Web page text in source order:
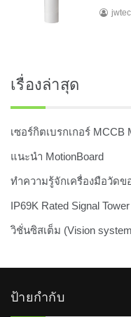
เรื่องล่าสุด
เซอร์กิตเบรกเกอร์ MCCB
แนะนำ MotionBoard
ทำความรู้จักเครื่องมือวัดข
IP69K Rated Signal
วิชั่นซิสเต็ม (Vision
ป้ายกำกับ